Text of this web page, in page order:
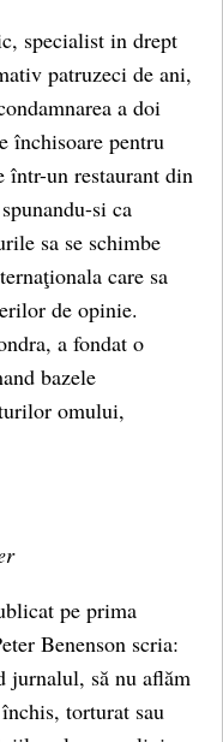
specialist in drept
patruzeci de ani,
a doi
închisoare pentru
într-un restaurant din
si ca
sa se schimbe
care sa
de opinie.
a fondat o
bazele
omului,
pe prima
Benenson scria:
jurnalul, să nu aflăm
torturat sau